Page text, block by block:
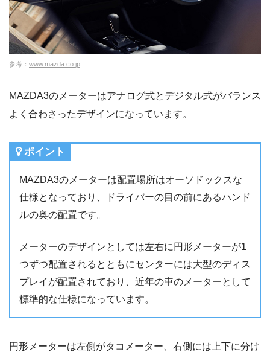
参考： www.mazda.co.jp
MAZDA3のメーターはアナログ式とデジタル式がバランス
よく合わさったデザインになっています。
ポイント
MAZDA3のメーターは配置場所はオーソドックスな
仕様となっており、ドライバーの目の前にあるハンド
ルの奥の配置です。
メーターのデザインとしては左右に円形メーターが1
つずつ配置されるとともにセンターには大型のディス
プレイが配置されており、近年の車のメーターとして
標準的な仕様になっています。
円形メーターは左側がタコメーター、右側には上下に分け